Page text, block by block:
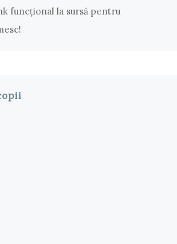
funcţional la sursă pentru